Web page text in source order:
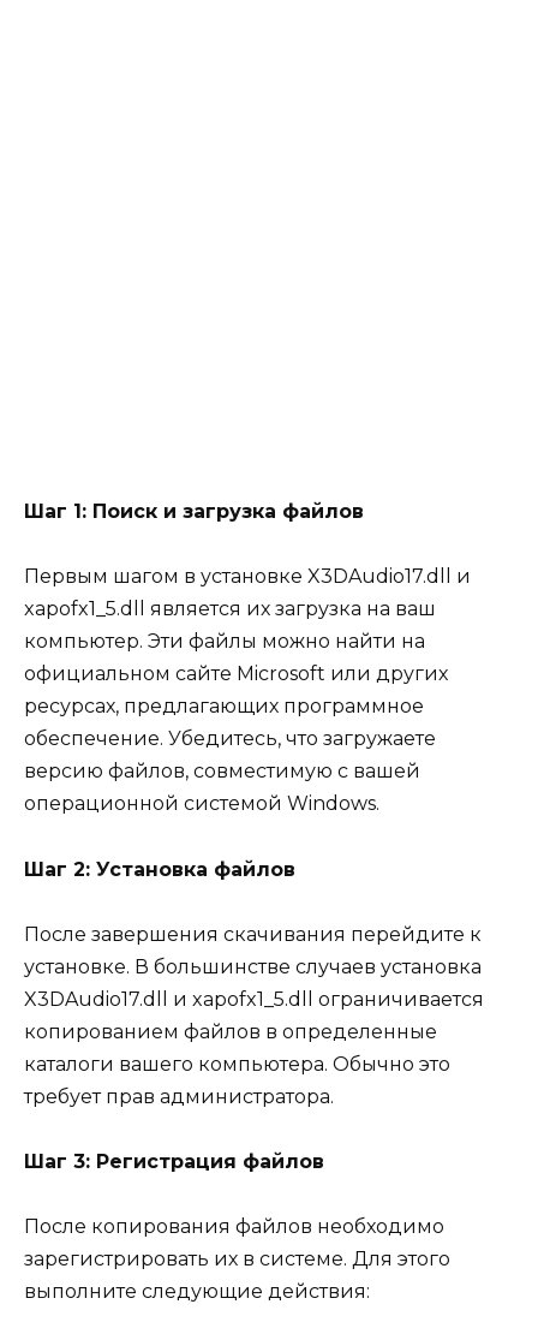
Шаг 1: Поиск и загрузка файлов
Первым шагом в установке X3DAudio17.dll и
xapofx1_5.dll является их загрузка на ваш
компьютер. Эти файлы можно найти на
официальном сайте Microsoft или других
ресурсах, предлагающих программное
обеспечение. Убедитесь, что загружаете
версию файлов, совместимую с вашей
операционной системой Windows.
Шаг 2: Установка файлов
После завершения скачивания перейдите к
установке. В большинстве случаев установка
X3DAudio17.dll и xapofx1_5.dll ограничивается
копированием файлов в определенные
каталоги вашего компьютера. Обычно это
требует прав администратора.
Шаг 3: Регистрация файлов
После копирования файлов необходимо
зарегистрировать их в системе. Для этого
выполните следующие действия: